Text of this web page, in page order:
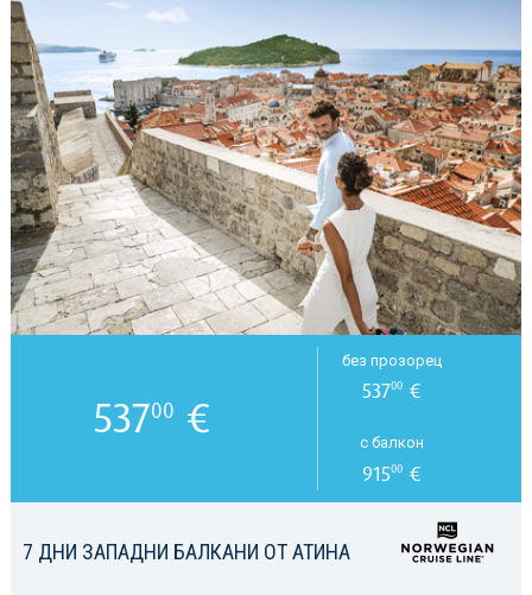
7 ДНИ ЗАПАДНИ БАЛКАНИ ОТ АТИНА
53700 €
без прозорец
53700 €
с балкон
91500 €